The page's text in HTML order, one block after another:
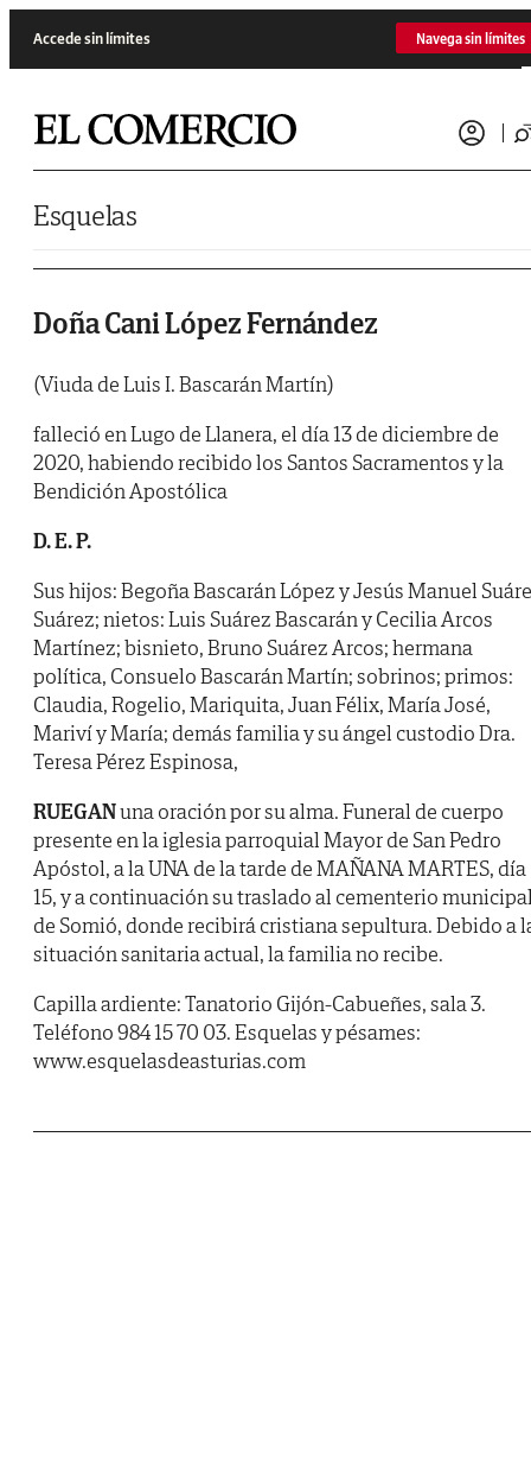
Accede sin límites Navega sin límites
Esquelas
Doña Cani López Fernández
(Viuda de Luis I. Bascarán Martín)
falleció en Lugo de Llanera, el día 13 de diciembre de
2020, habiendo recibido los Santos Sacramentos y la
Bendición Apostólica
D. E. P.
Sus hijos: Begoña Bascarán López y Jesús Manuel
Suárez; nietos: Luis Suárez Bascarán y Cecilia Arcos
Martínez; bisnieto, Bruno Suárez Arcos; hermana
política, Consuelo Bascarán Martín; sobrinos; primos:
Claudia, Rogelio, Mariquita, Juan Félix, María José,
Mariví y María; demás familia y su ángel custodio Dra.
Teresa Pérez Espinosa,
RUEGANuna oración por su alma. Funeral de cuerpo
presente en la iglesia parroquial Mayor de San Pedro
Apóstol, a la UNA de la tarde de MAÑANA MARTES, día
15, y a continuación su traslado al cementerio
de Somió, donde recibirá cristiana sepultura. Debido a
situación sanitaria actual, la familia no recibe.
Capilla ardiente: Tanatorio Gijón-Cabueñes, sala 3.
Teléfono 984 15 70 03. Esquelas y pésames:
www.esquelasdeasturias.com